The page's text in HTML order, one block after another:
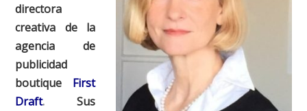
directora
creativa de la
agencia de
publicidad
boutique
First
Draft. Sus